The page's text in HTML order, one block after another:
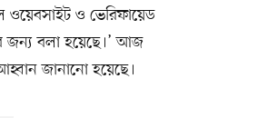
ওয়েবসাইট ও ভেরিফায়েড
জন্য বলা হয়েছে।’ আজ
জানানো হয়েছে।